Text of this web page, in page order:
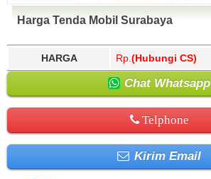
Harga Tenda Mobil Surabaya
HARGA Rp. (Hubungi CS)
Chat Whatsapp
Telphone
Kirim Email